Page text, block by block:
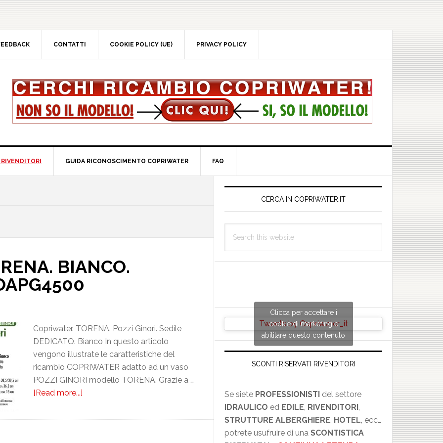
CONTATTI COOKIE POLICY (UE) PRIVACY POLICY
GUIDA RICONOSCIMENTO COPRIWATER FAQ
BIANCO.
Copriwater. TORENA. Pozzi Ginori. Sedile
DEDICATO. Bianco In questo articolo
vengono illustrate le caratteristiche del
ricambio COPRIWATER adatto ad un vaso
POZZI GINORI modello TORENA. Grazie a …
[Read more...]about
GINORI.
Primary
SidebarCERCA IN COPRIWATER.IT
this
Tweets by Copriwater_it
Clicca per accettare i
cookie di marketing e
abilitare questo contenuto
SCONTI RISERVATI RIVENDITORI
Se sietePROFESSIONISTIdel settore
IDRAULICOedEDILE,RIVENDITORI,
STRUTTURE ALBERGHIERE,HOTEL, ecc…
potrete usufruire di unaSCONTISTICA